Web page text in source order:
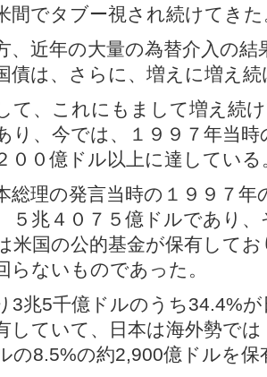
間でタブー視され続けてきた
、近年の大量の為替介入の結
債は、さらに、増えに増え
て、これにもまして増え続
り、今では、１９９７年当
００億ドル以上に達している
総理の発言当時の１９９７年
５兆４０７５億ドルであり
米国の公的基金が保有して
らないものであった。
3兆5千億ドルのうち34.4%
していて、日本は海外勢で
の8.5%の約2,900億ドルを